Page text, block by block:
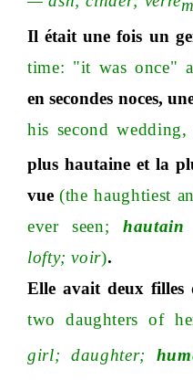
Il était une fois un
time: "it was once"
en secondes noces,
his second
plus hautaine et la
vue(the haughtiest
ever seen; hautain
lofty; voir).
Elle avait deux filles
two daughters of
girl; daughter;